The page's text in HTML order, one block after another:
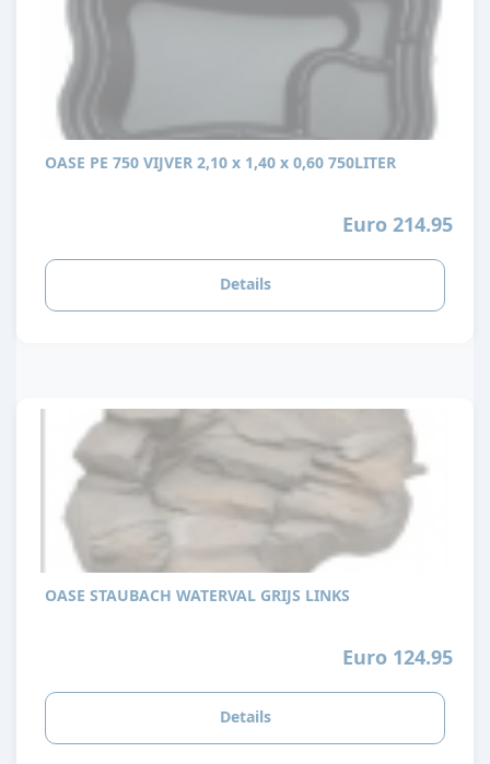
OASE PE 750 VIJVER 2,10 x 1,40 x 0,60 750LITER
Euro 214.95
Details
OASE STAUBACH WATERVAL GRIJS LINKS
Euro 124.95
Details